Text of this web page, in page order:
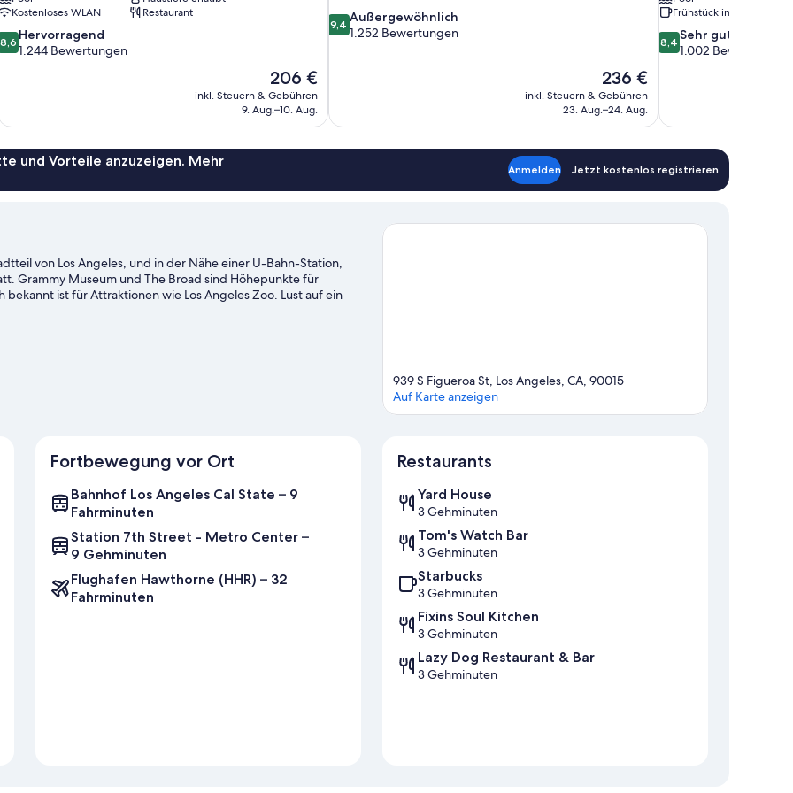
Kostenloses WLAN
Restaurant
8,6 Hervorragend
1.244 Bewertungen
Der
Preis
beträgt
206 €
inkl. Steuern & Gebühren
9. Aug.–10. Aug.
9.4
von
9,4 Außergewöhnlich
1.252 Bewertungen
Der
Preis
beträgt
236 €
inkl. Steuern & Gebühren
23. Aug.–24. Aug.
Frühstück inbegriffen
8.4
von
1.002
Bewertungen
8,4Sehr gut
1.002 Bewertungen
und Vorteile anzuzeigen. Mehr
Anmelden Jetzt kostenlos registrieren
von Los Angeles, und in der Nähe einer U-Bahn-Station,
Grammy Museum und The Broad sind Höhepunkte für
ist für Attraktionen wie Los Angeles Zoo. Lust auf ein
dieser beiden Locations: Crypto.com Arena und
939 S Figueroa St, Los Angeles, CA, 90015
Auf Karte anzeigen
Fortbewegung vor Ort
Bahnhof Los Angeles Cal State – 9
Fahrminuten
Station 7th Street - Metro Center –
9 Gehminuten
Flughafen Hawthorne (HHR) – 32
Fahrminuten
Restaurants
Yard House
3 Gehminuten
Tom's Watch Bar
3 Gehminuten
Starbucks
3 Gehminuten
Fixins Soul Kitchen
3 Gehminuten
Lazy Dog Restaurant & Bar
3 Gehminuten